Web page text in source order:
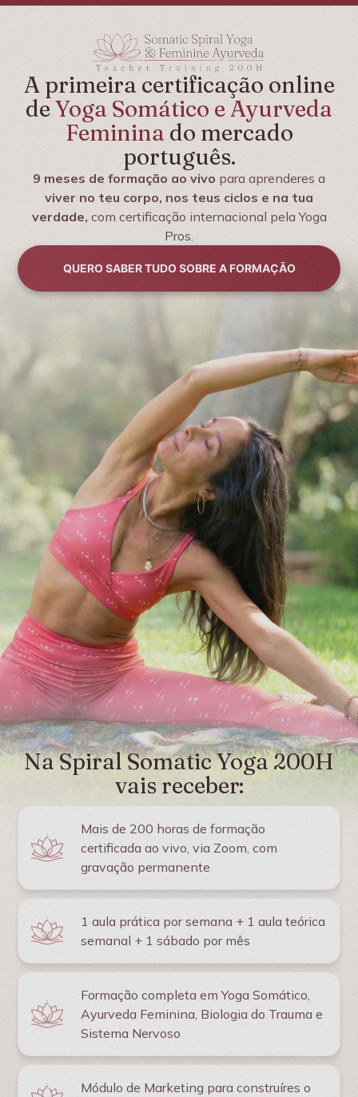
A primeira certificação online
deYoga Somático e Ayurveda
Feminina do mercado
português.
9 meses de formação ao vivo para aprenderes a
viver no teu corpo, nos teus ciclos e na tua
verdade, com certificação internacional pela Yoga
Pros.
QUERO SABER TUDO SOBRE A FORMAÇÃO
Na Spiral Somatic Yoga 200H
vais receber:
Mais de 200 horas de formação
certificada ao vivo, via Zoom, com
gravação permanente
1 aula prática por semana + 1 aula teórica
semanal + 1 sábado por mês
Formação completa em Yoga Somático,
Ayurveda Feminina, Biologia do Trauma e
Sistema Nervoso
Módulo de Marketing para construíres o